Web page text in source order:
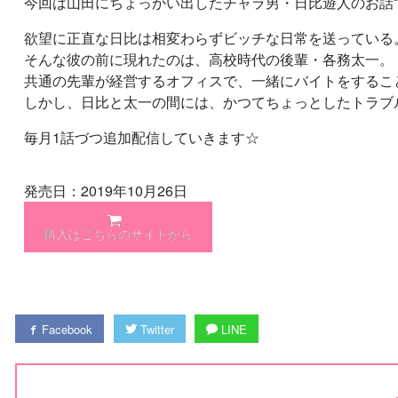
欲望に正直な日比は相変わらずビッチな日常を送っている
そんな彼の前に現れたのは、高校時代の後輩・各務太一。
共通の先輩が経営するオフィスで、一緒にバイトをする
しかし、日比と太一の間には、かつてちょっとしたトラブ
毎月1話づつ追加配信していきます☆
発売日：2019年10月26日
購入はこちらのサイトから
Facebook Twitter LINE